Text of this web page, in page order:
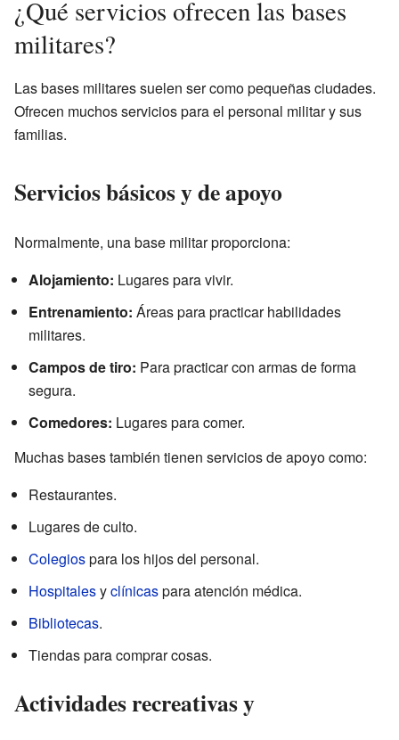
¿Qué servicios ofrecen las bases
militares?
Las bases militares suelen ser como pequeñas ciudades.
Ofrecen muchos servicios para el personal militar y sus
familias.
Servicios básicos y de apoyo
Normalmente, una base militar proporciona:
Alojamiento: Lugares para vivir.
Entrenamiento: Áreas para practicar habilidades
militares.
Campos de tiro: Para practicar con armas de forma
segura.
Comedores: Lugares para comer.
Muchas bases también tienen servicios de apoyo como:
Restaurantes.
Lugares de culto.
Colegiospara los hijos del personal.
Hospitalesyclínicaspara atención médica.
Bibliotecas.
Tiendas para comprar cosas.
Actividades recreativas y